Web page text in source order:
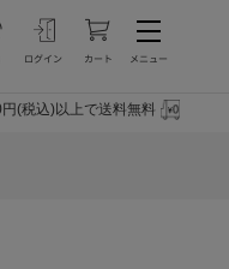
(税込)以上で送料無料